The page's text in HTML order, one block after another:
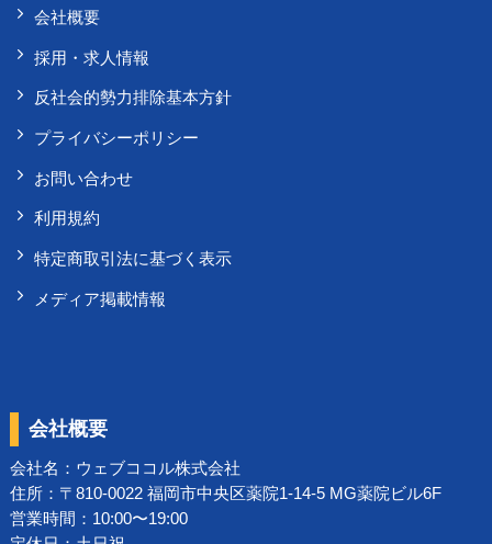
会社概要
採用・求人情報
反社会的勢力排除基本方針
プライバシーポリシー
お問い合わせ
利用規約
特定商取引法に基づく表示
メディア掲載情報
会社概要
会社名： ウェブココル株式会社
住所：〒810-0022 福岡市中央区薬院1-14-5 MG薬院ビル6F
営業時間：10:00〜19:00